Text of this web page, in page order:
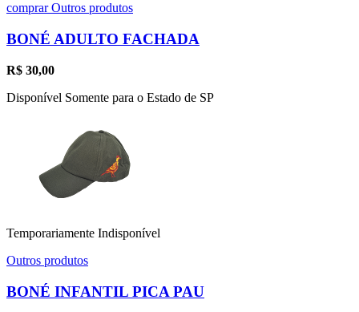
comprarOutros produtos
BONÉ ADULTO FACHADA
R$ 30,00
Disponível Somente para o Estado de SP
Temporariamente Indisponível
Outros produtos
BONÉ INFANTIL PICA PAU